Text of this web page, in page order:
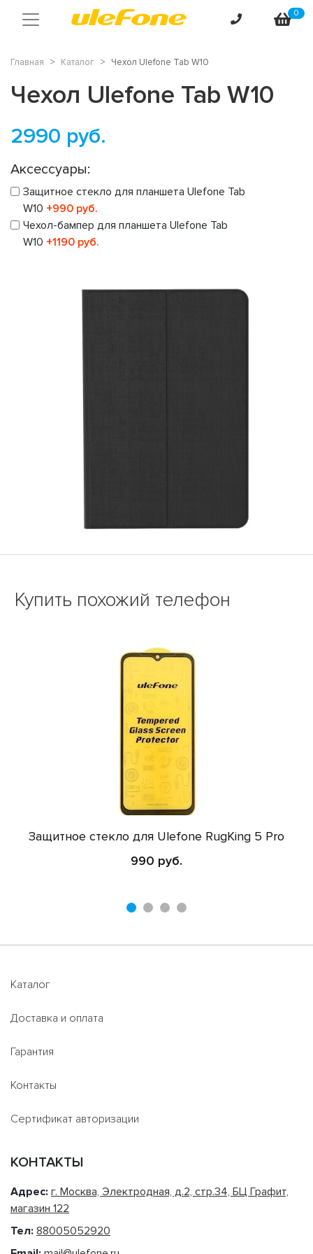
0
Главная Каталог Чехол Ulefone Tab W10
Чехол Ulefone Tab W10
2990 руб.
Аксессуары:
Защитное стекло для планшета Ulefone Tab
W10 +990 руб.
Чехол-бампер для планшета Ulefone Tab
W10 +1190 руб.
Купить похожий телефон
Защитное стекло для Ulefone RugKing 5 Pro
990 руб.
Каталог
Доставка и оплата
Гарантия
Контакты
Сертификат авторизации
КОНТАКТЫ
Адрес: г. Москва, Электродная, д.2, стр.34, БЦ Графит,
магазин 122
Тел: 88005052920